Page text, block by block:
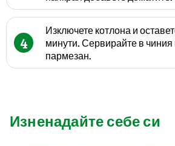
4
Изключете котлона и
минути. Сервирайте в чиния
пармезан.
Изненадайте себе си